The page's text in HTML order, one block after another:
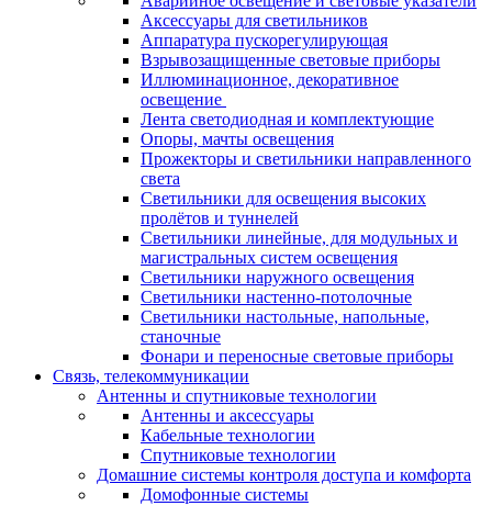
Аксессуары для светильников
Аппаратура пускорегулирующая
Взрывозащищенные световые приборы
Иллюминационное, декоративное
освещение
Лента светодиодная и комплектующие
Опоры, мачты освещения
Прожекторы и светильники направленного
света
Светильники для освещения высоких
пролётов и туннелей
Светильники линейные, для модульных и
магистральных систем освещения
Светильники наружного освещения
Светильники настенно-потолочные
Светильники настольные, напольные,
станочные
Фонари и переносные световые приборы
Связь, телекоммуникации
Антенны и спутниковые технологии
Антенны и аксессуары
Кабельные технологии
Спутниковые технологии
Домашние системы контроля доступа и комфорта
Домофонные системы